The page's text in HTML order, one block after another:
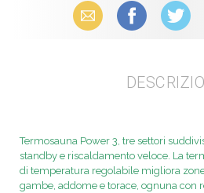
Email Facebook X (Twitter)
Termosauna Power 3, tre settori
standby e riscaldamento veloce. La
di temperatura regolabile migliora
gambe, addome e torace, ognuna con